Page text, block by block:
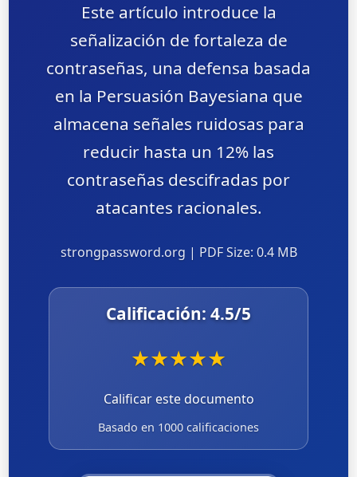
Este artículo introduce la
señalización de fortaleza de
contraseñas, una defensa basada
en la Persuasión Bayesiana que
almacena señales ruidosas para
reducir hasta un 12% las
contraseñas descifradas por
atacantes racionales.
strongpassword.org | PDF Size: 0.4 MB
Calificación: 4.5/5
★★★★★
Calificar este documento
Basado en 1000 calificaciones